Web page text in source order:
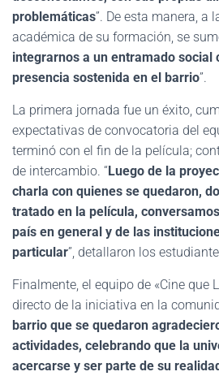
problemáticas”. De esta manera, a
académica de su formación, se
integrarnos a un entramado social
presencia sostenida en el barrio”.
La primera jornada fue un éxito,
expectativas de convocatoria del
terminó con el fin de la película;
de intercambio. “Luego de la
charla con quienes se quedaron,
tratado en la película,
país en general y de las
particular”, detallaron los
Finalmente, el equipo de «Cine que
directo de la iniciativa en la
barrio que se quedaron
actividades, celebrando que la
acercarse y ser parte de su